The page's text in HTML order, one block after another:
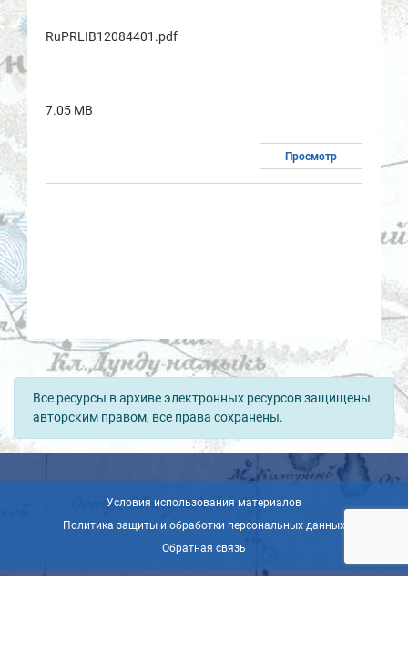
RuPRLIB12084401.pdf
7.05 MB
Просмотр
Все ресурсы в архиве электронных ресурсов защищены
авторским правом, все права сохранены.
Условия использования материалов
Политика защиты и обработки персональных данных
Обратная связь